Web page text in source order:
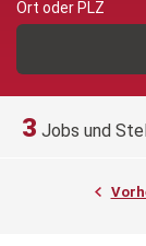
Ort oder PLZ
3 Jobs und